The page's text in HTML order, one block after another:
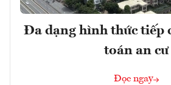
Đa dạng hình thức tiếp
toán an cư
Đọc ngay